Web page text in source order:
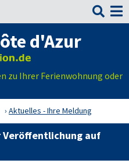

d'Azur
zu Ihrer Ferienwohnung oder
Aktuelles - Ihre Meldung
Veröffentlichung auf